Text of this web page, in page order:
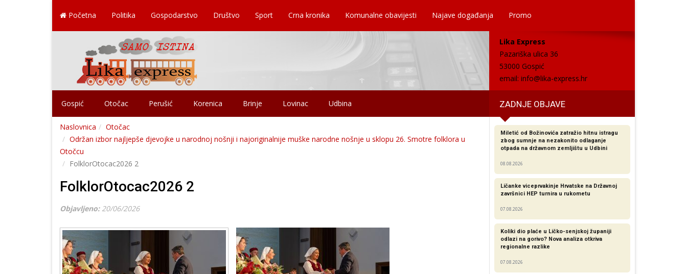
Početna Politika Gospodarstvo Društvo Sport Crna kronika Komunalne obavijesti Najave događanja Promo
Lika Express
Pazariška ulica 36
53000 Gospić
email: info@lika-express.hr
Gospić Otočac Perušić Korenica Brinje Lovinac Udbina ZADNJE OBJAVE
Naslovnica
Otočac
Održan izbor najljepše djevojke u narodnoj nošnji i najoriginalnije muške narodne nošnje u sklopu 26. Smotre folklora u
Otočcu
FolklorOtocac2026 2
FolklorOtocac2026 2
Objavljeno: 20/06/2026
Miletić od Božinovića zatražio hitnu istragu
zbog sumnje na nezakonito odlaganje
otpada na državnom zemljištu u Udbini
08.08.2026
Ličanke viceprvakinje Hrvatske na Državnoj
završnici HEP turnira u rukometu
07.08.2026
Koliki dio plaće u Ličko-senjskoj županiji
odlazi na gorivo? Nova analiza otkriva
regionalne razlike​
07.08.2026